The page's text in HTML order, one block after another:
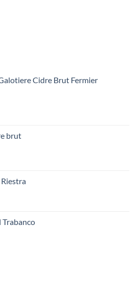
Cidre Brut Fermier
brut
Trabanco